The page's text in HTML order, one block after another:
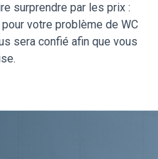
surprendre par les prix :
votre problème de WC
sera confié afin que vous